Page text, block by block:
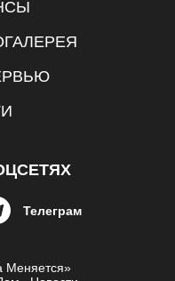
Телеграм
Меняется»